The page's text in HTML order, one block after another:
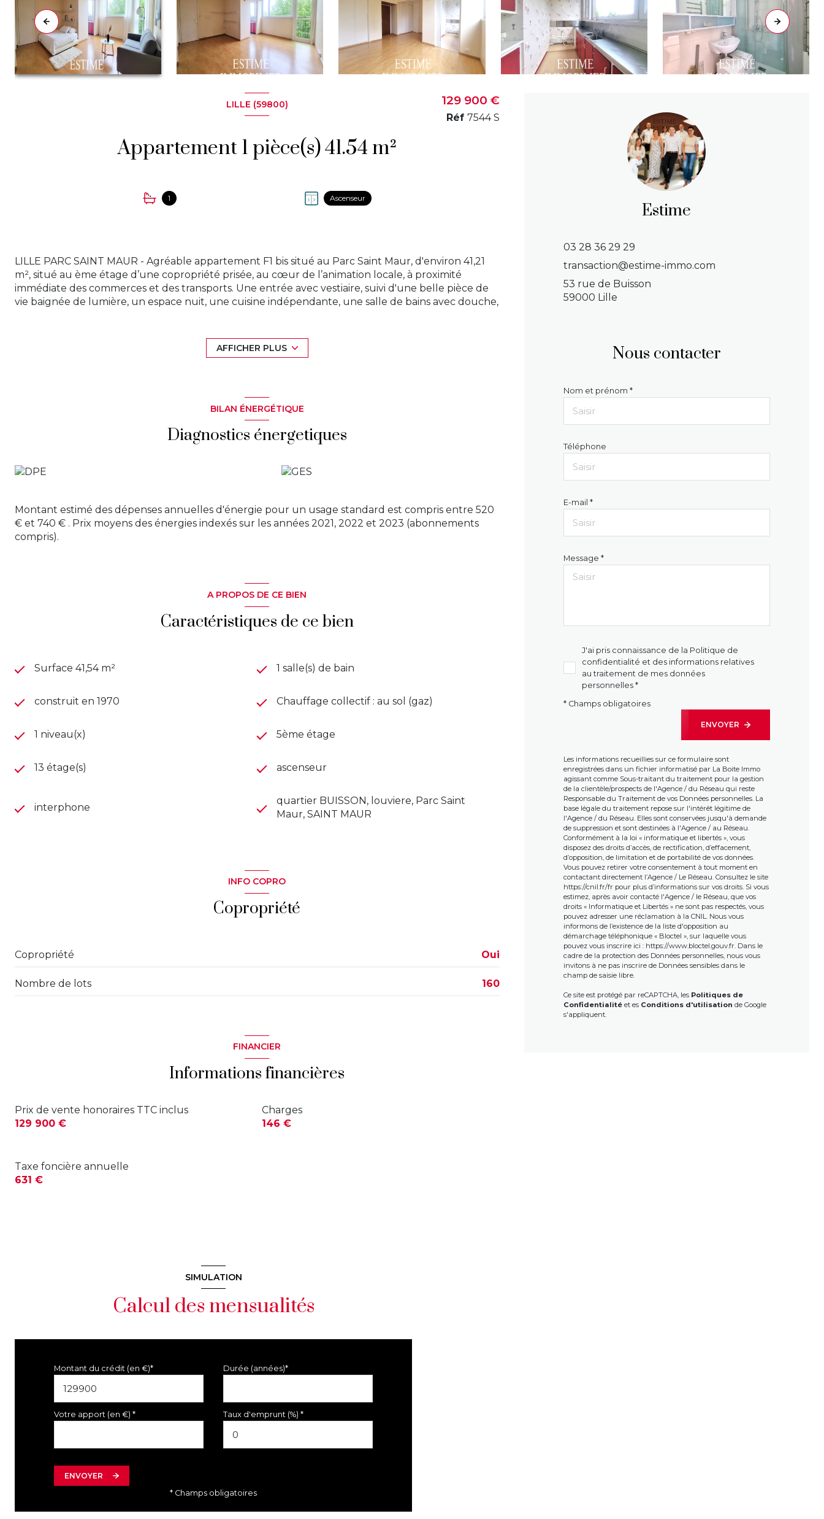
LILLE (59800)
Appartement 1 pièce(s) 41.54 m²
1 Ascenseur
129 900 €
Réf 7544 S
LILLE PARC SAINT MAUR - Agréable appartement F1 bis situé au Parc Saint Maur, d'environ 41,21
m², situé au ème étage d’une copropriété prisée, au cœur de l’animation locale, à proximité
immédiate des commerces et des transports. Une entrée avec vestiaire, suivi d'une belle pièce de
vie baignée de lumière, un espace nuit, une cuisine indépendante, une salle de bains avec douche,
d’une cave en sous-sol sécurisé. Emplacement privilégié : à seulement 5 minutes à pied du
tramway Saint Maur et à 3 minutes des commerces de proximité, cet appartement combine
chauffage au sol, l’eau froide et chaude, la présence d’un concierge, un maître chien 24h/24h
pour la sécurité et l’entretien des parcs et parties communes - Prix : 122 400 € hors honoraires
(honoraires inclus charge acquéreur : 6,12% TTC). Ne manquez pas cette opportunité unique
d’acquérir un bien de qualité dans un cadre de vie agréable. Vidéo de présentation SUR
sur les risques auxquels ce bien est exposé sont disponibles sur le site Géorisques :
www.georisques.gouv.fr
AFFICHER PLUS
BILAN ÉNERGÉTIQUE
Diagnostics énergetiques
Montant estimé des dépenses annuelles d'énergie pour un usage standard est compris entre 520
€ et 740 € . Prix moyens des énergies indexés sur les années 2021, 2022 et 2023 (abonnements
compris).
A PROPOS DE CE BIEN
Caractéristiques de ce bien
Surface 41,54 m² 1 salle(s) de bain
construit en 1970 Chauffage collectif : au sol (gaz)
1 niveau(x) 5ème étage
13 étage(s) ascenseur
interphone
quartier BUISSON, louviere, Parc Saint
Maur, SAINT MAUR
INFO COPRO
Copropriété
Copropriété Oui
Nombre de lots 160
FINANCIER
Informations financières
Prix de vente honoraires TTC inclus
129 900 €
Charges
146 €
Taxe foncière annuelle
631 €
Estime
03 28 36 29 29
transaction@estime-immo.com
53 rue de Buisson
59000 Lille
Nous contacter
Nom et prénom *
Téléphone
E-mail *
Message *
J'ai pris connaissance de la Politique de
confidentialité et des informations relatives
au traitement de mes données
personnelles *
* Champs obligatoires
ENVOYER
Les informations recueillies sur ce formulaire sont
enregistrées dans un fichier informatisé par La Boite Immo
agissant comme Sous-traitant du traitement pour la gestion
de la clientèle/prospects de l'Agence / du Réseau qui reste
Responsable du Traitement de vos Données personnelles. La
base légale du traitement repose sur l'intérêt légitime de
l'Agence / du Réseau. Elles sont conservées jusqu'à demande
de suppression et sont destinées à l'Agence / au Réseau.
Conformément à la loi « informatique et libertés », vous
disposez des droits d’accès, de rectification, d’effacement,
d’opposition, de limitation et de portabilité de vos données.
Vous pouvez retirer votre consentement à tout moment en
contactant directement l’Agence / Le Réseau. Consultez le site
https://cnil.fr/fr pour plus d’informations sur vos droits. Si vous
estimez, après avoir contacté l'Agence / le Réseau, que vos
droits « Informatique et Libertés » ne sont pas respectés, vous
pouvez adresser une réclamation à la CNIL. Nous vous
informons de l’existence de la liste d'opposition au
démarchage téléphonique « Bloctel », sur laquelle vous
pouvez vous inscrire ici : https://www.bloctel.gouv.fr . Dans le
cadre de la protection des Données personnelles, nous vous
invitons à ne pas inscrire de Données sensibles dans le
champ de saisie libre.
Ce site est protégé par reCAPTCHA, les Politiques de
Confidentialitéet es Conditions d'utilisation de Google
s'appliquent.
SIMULATION
Calcul des mensualités
Montant du crédit (en €)* Durée (années)*
Votre apport (en €) * Taux d'emprunt (%) *
ENVOYER
* Champs obligatoires